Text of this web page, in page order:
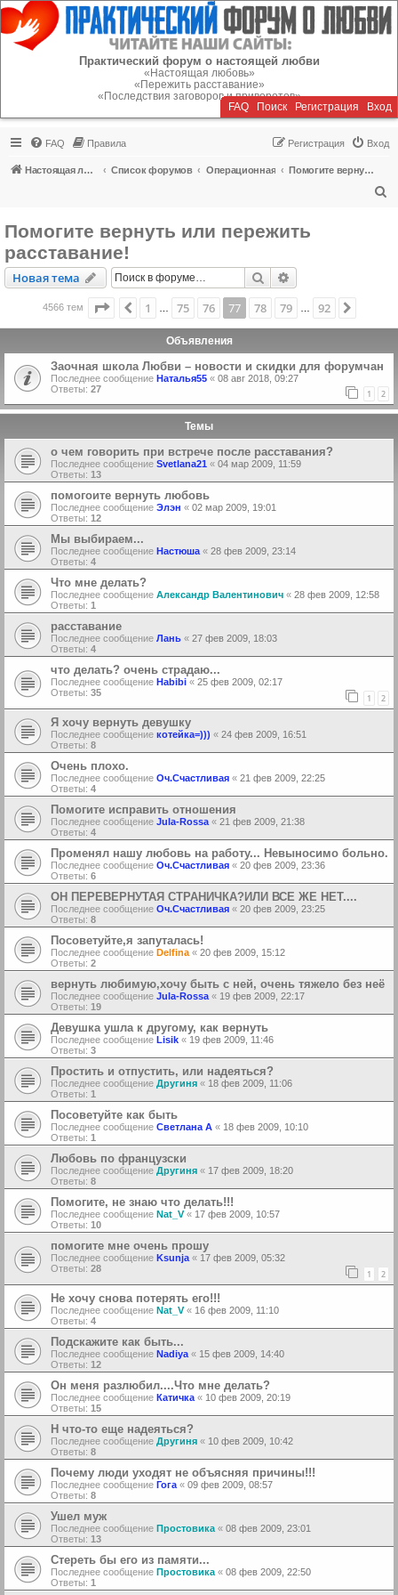
Регистрация
Практический форум о настоящей любви
«Настоящая любовь»
«Пережить расставание»
«Последствия заговоров и приворотов»
FAQ Поиск Регистрация Вход
FAQ Правила Вход
Регистрация
Настоящая любовь Список форумов Операционная
Помогите вернуть или пережить расставание!
Помогите вернуть или пережить
расставание!
Новая тема
Новаятема Поиск
4566 тем Страница 77из 92
Пред.
1 75 76 77 78 79 92
Объявления
Заочная школа Любви – новости и скидки для форумчан
Последнее сообщение Наталья55 « 08 авг 2018, 09:27
Ответы: 27 1 2
Темы
о чем говорить при встрече после расставания?
Последнее сообщение Svetlana21 « 04 мар 2009, 11:59
Ответы: 13
помогоите вернуть любовь
Последнее сообщение Элэн « 02 мар 2009, 19:01
Ответы: 12
Мы выбираем...
Последнее сообщение Настюша « 28 фев 2009, 23:14
Ответы: 4
Что мне делать?
Последнее сообщение Александр Валентинович « 28 фев 2009, 12:58
Ответы: 1
расставание
Последнее сообщение Лань « 27 фев 2009, 18:03
Ответы: 4
что делать? очень страдаю...
Последнее сообщение Habibi « 25 фев 2009, 02:17
Ответы: 35 1 2
Я хочу вернуть девушку
Последнее сообщение котейка=))) « 24 фев 2009, 16:51
Ответы: 8
Очень плохо.
Последнее сообщение Оч.Счастливая « 21 фев 2009, 22:25
Ответы: 4
Помогите исправить отношения
Последнее сообщение Jula-Rossa « 21 фев 2009, 21:38
Ответы: 4
Променял нашу любовь на работу... Невыносимо больно.
Последнее сообщение Оч.Счастливая « 20 фев 2009, 23:36
Ответы: 6
ОН ПЕРЕВЕРНУТАЯ СТРАНИЧКА?ИЛИ ВСЕ ЖЕ НЕТ....
Последнее сообщение Оч.Счастливая « 20 фев 2009, 23:25
Ответы: 8
Посоветуйте,я запуталась!
Последнее сообщение Delfina « 20 фев 2009, 15:12
Ответы: 2
вернуть любимую,хочу быть с ней, очень тяжело без неё
Последнее сообщение Jula-Rossa « 19 фев 2009, 22:17
Ответы: 19
Девушка ушла к другому, как вернуть
Последнее сообщение Lisik « 19 фев 2009, 11:46
Ответы: 3
Простить и отпустить, или надеяться?
Последнее сообщение Другиня « 18 фев 2009, 11:06
Ответы: 1
Посоветуйте как быть
Последнее сообщение Светлана А « 18 фев 2009, 10:10
Ответы: 1
Любовь по французски
Последнее сообщение Другиня « 17 фев 2009, 18:20
Ответы: 8
Помогите, не знаю что делать!!!
Последнее сообщение Nat_V« 17 фев 2009, 10:57
Ответы: 10
помогите мне очень прошу
Последнее сообщение Ksunja « 17 фев 2009, 05:32
Ответы: 28 1 2
Не хочу снова потерять его!!!
Последнее сообщение Nat_V« 16 фев 2009, 11:10
Ответы: 4
Подскажите как быть...
Последнее сообщение Nadiya « 15 фев 2009, 14:40
Ответы: 12
Он меня разлюбил....Что мне делать?
Последнее сообщение Катичка « 10 фев 2009, 20:19
Ответы: 15
Н что-то еще надеяться?
Последнее сообщение Другиня « 10 фев 2009, 10:42
Ответы: 8
Почему люди уходят не объясняя причины!!!
Последнее сообщение Гога « 09 фев 2009, 08:57
Ответы: 8
Ушел муж
Последнее сообщение Простовика « 08 фев 2009, 23:01
Ответы: 13
Стереть бы его из памяти...
Последнее сообщение Простовика « 08 фев 2009, 22:50
Ответы: 1